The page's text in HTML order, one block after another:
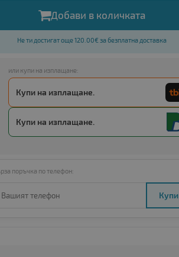
Добави в количката
Не ти достигат още 120.00€ за безплатна доставка
или купи на изплащане:
Купи с
Amount below minimum
Купи на изплащане.
Купи на изплащане.
поръчка по телефон:
Купи